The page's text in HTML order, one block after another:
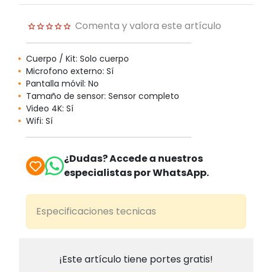
Comenta y valora este artículo
Cuerpo / Kit: Solo cuerpo
Microfono externo: Sí
Pantalla móvil: No
Tamaño de sensor: Sensor completo
Video 4K: Sí
Wifi: Sí
¿Dudas? Accede a nuestros
especialistas por WhatsApp.
Especificaciones tecnicas
¡Este artículo tiene portes gratis!